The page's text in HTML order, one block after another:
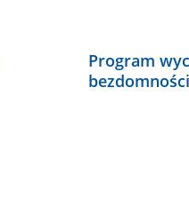
Program
bezdomności